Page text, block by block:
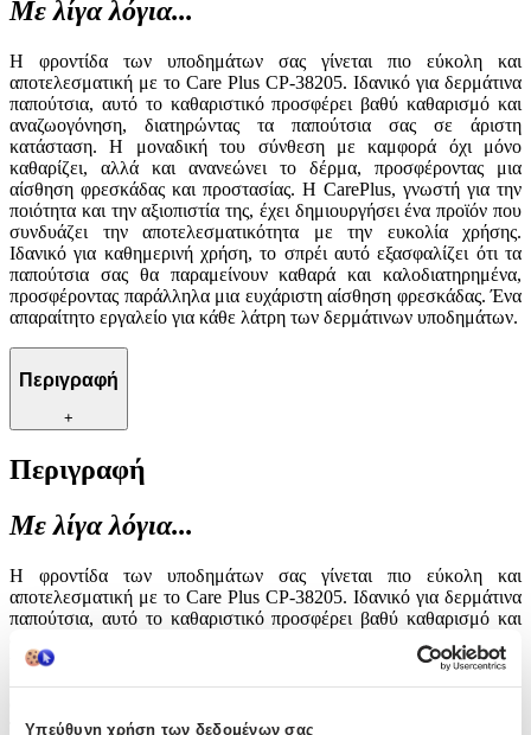
Υπεύθυνη χρήση των δεδομένων σας
Με λίγα λόγια...
Η φροντίδα των υποδημάτων σας γίνεται πιο εύκολη και
αποτελεσματική με το Care Plus CP-38205. Ιδανικό για δερμάτινα
παπούτσια, αυτό το καθαριστικό προσφέρει βαθύ καθαρισμό και
αναζωογόνηση, διατηρώντας τα παπούτσια σας σε άριστη
κατάσταση. Η μοναδική του σύνθεση με καμφορά όχι μόνο
καθαρίζει, αλλά και ανανεώνει το δέρμα, προσφέροντας μια
αίσθηση φρεσκάδας και προστασίας. Η CarePlus, γνωστή για την
ποιότητα και την αξιοπιστία της, έχει δημιουργήσει ένα προϊόν που
συνδυάζει την αποτελεσματικότητα με την ευκολία χρήσης.
Ιδανικό για καθημερινή χρήση, το σπρέι αυτό εξασφαλίζει ότι τα
παπούτσια σας θα παραμείνουν καθαρά και καλοδιατηρημένα,
προσφέροντας παράλληλα μια ευχάριστη αίσθηση φρεσκάδας. Ένα
απαραίτητο εργαλείο για κάθε λάτρη των δερμάτινων υποδημάτων.
Περιγραφή
+
Περιγραφή
Με λίγα λόγια...
Η φροντίδα των υποδημάτων σας γίνεται πιο εύκολη και
αποτελεσματική με το Care Plus CP-38205. Ιδανικό για δερμάτινα
παπούτσια, αυτό το καθαριστικό προσφέρει βαθύ καθαρισμό και
κατάσταση. Η μοναδική του σύνθεση με καμφορά όχι μόνο
καθαρίζει, αλλά και ανανεώνει το δέρμα, προσφέροντας μια
ποιότητα και την αξιοπιστία της, έχει δημιουργήσει ένα προϊόν που